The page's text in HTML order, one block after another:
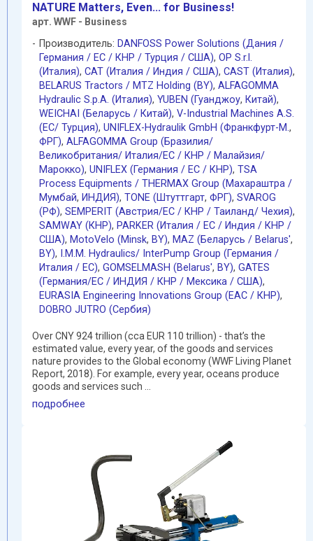
NATURE Matters, Even... for Business!
арт. WWF - Business
Производитель: DANFOSS Power Solutions (Дания /
Германия / EC / КНР / Турция / США), OP S.r.l.
(Италия), CAT (Италия / Индия / США), CAST (Италия),
BELARUS Tractors / MTZ Holding (BY), ALFAGOMMA
Hydraulic S.p.A. (Италия), YUBEN (Гуанджоу, Китай),
WEICHAI (Беларусь / Китай), V-Industrial Machines A.S.
(EC/ Турция), UNIFLEX-Hydraulik GmbH (Франкфурт-М.,
ФРГ), ALFAGOMMA Group (Бразилия/
Великобритания/ Италия/ЕС / КНР / Малайзия/
Марокко), UNIFLEX (Германия / EC / КНР), TSA
Process Equipments / THERMAX Group (Махараштра /
Мумбай, ИНДИЯ), TONE (Штуттгарт, ФРГ), SVAROG
(РФ), SEMPERIT (Австрия/ЕС / КНР / Таиланд/ Чехия),
SAMWAY (КНР), PARKER (Италия / ЕС / Индия / КНР /
США), MotoVelo (Minsk, BY), MAZ (Беларусь / Belarus',
BY), I.M.M. Hydraulics/ InterPump Group (Германия /
Италия / ЕС), GOMSELMASH (Belarus', BY), GATES
(Германия/EC / ИНДИЯ / КНР / Мексика / США),
EURASIA Engineering Innovations Group (EAC / КНР),
DOBRO JUTRO (Сербия)
Over СNY 924 trillion (cca EUR 110 trillion) - that’s the
estimated value, every year, of the goods and services
nature provides to the Global economy (WWF Living Planet
Report, 2018). For example, every year, oceans produce
goods and services such ...
подробнее